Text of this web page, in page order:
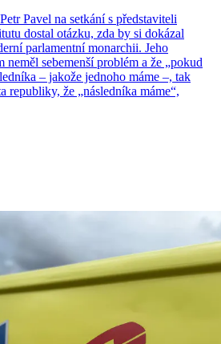
Pavel na setkání s představiteli
dostal otázku, zda by si dokázal
parlamentní monarchii. Jeho
sebemenší problém a že „pokud
– jakože jednoho máme –, tak
republiky, že „následníka máme“,